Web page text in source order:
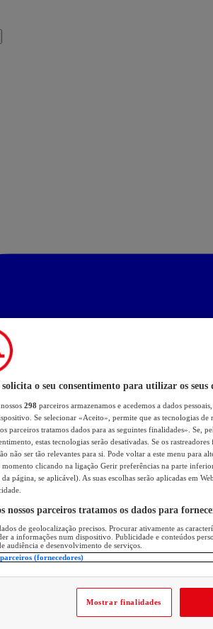
o seu consentimento para utilizar os seus
298 parceiros armazenamos e acedemos a dados
Se selecionar «Aceito», permite que as tecnologias de
parceiros tratamos dados para as seguintes finalidades». Se,
estas tecnologias serão desativadas. Se os
não ser tão relevantes para si. Pode voltar a este menu para
momento clicando na ligação Gerir preferências na parte
da página, se aplicável). As suas escolhas serão aplicadas em
nossos parceiros tratamos os dados para
de geolocalização precisos. Procurar ativamente as
a informações num dispositivo. Publicidade e conteúdos
audiência e desenvolvimento de serviços.
(fornecedores)
Mostrar finalidades